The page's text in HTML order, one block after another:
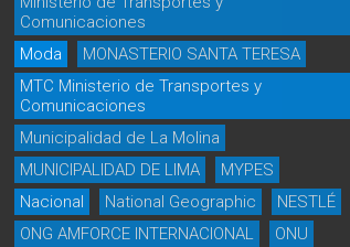
Comunicaciones
Moda
MONASTERIO SANTA TERESA
MTC Ministerio de Transportes y
Comunicaciones
Municipalidad de La Molina
MUNICIPALIDAD DE LIMA
MYPES
Nacional
National Geographic
NESTLÉ
ONG AMFORCE INTERNACIONAL
ONU